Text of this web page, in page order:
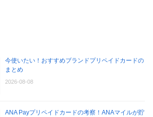
今使いたい！おすすめブランドプリペイドカードの
まとめ
2026-08-08
ANA Payプリペイドカードの考察！ANAマイルが貯